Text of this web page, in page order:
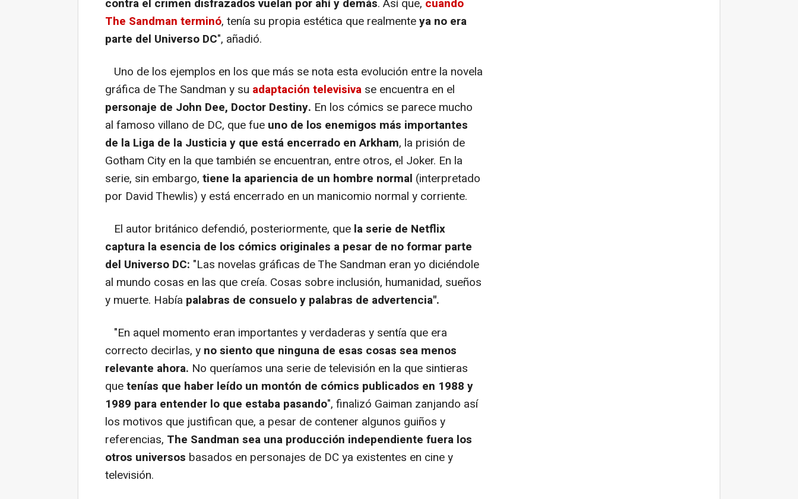
contra el crimen disfrazados vuelan por ahí y demás. Así que, cuando
The Sandman terminó, tenía su propia estética que realmenteya no era
parte del Universo DC", añadió.
Uno de los ejemplos en los que más se nota esta evolución entre la novela
gráfica de The Sandman y su adaptación televisiva se encuentra en el
personaje de John Dee, Doctor Destiny. En los cómics se parece mucho
al famoso villano de DC, que fue uno de los enemigos más importantes
de la Liga de la Justicia y que está encerrado en Arkham, la prisión de
Gotham City en la que también se encuentran, entre otros, el Joker. En la
serie, sin embargo, tiene la apariencia de un hombre normal (interpretado
por David Thewlis) y está encerrado en un manicomio normal y corriente.
El autor británico defendió, posteriormente, que la serie de Netflix
captura la esencia de los cómics originales a pesar de no formar parte
del Universo DC: "Las novelas gráficas de The Sandman eran yo diciéndole
al mundo cosas en las que creía. Cosas sobre inclusión, humanidad, sueños
y muerte. Había palabras de consuelo y palabras de advertencia".
"En aquel momento eran importantes y verdaderas y sentía que era
correcto decirlas, y no siento que ninguna de esas cosas sea menos
relevante ahora. No queríamos una serie de televisión en la que sintieras
quetenías que haber leído un montón de cómics publicados en 1988 y
1989 para entender lo que estaba pasando", finalizó Gaiman zanjando así
los motivos que justifican que, a pesar de contener algunos guiños y
referencias, The Sandman sea una producción independiente fuera los
otros universos basados en personajes de DC ya existentes en cine y
televisión.